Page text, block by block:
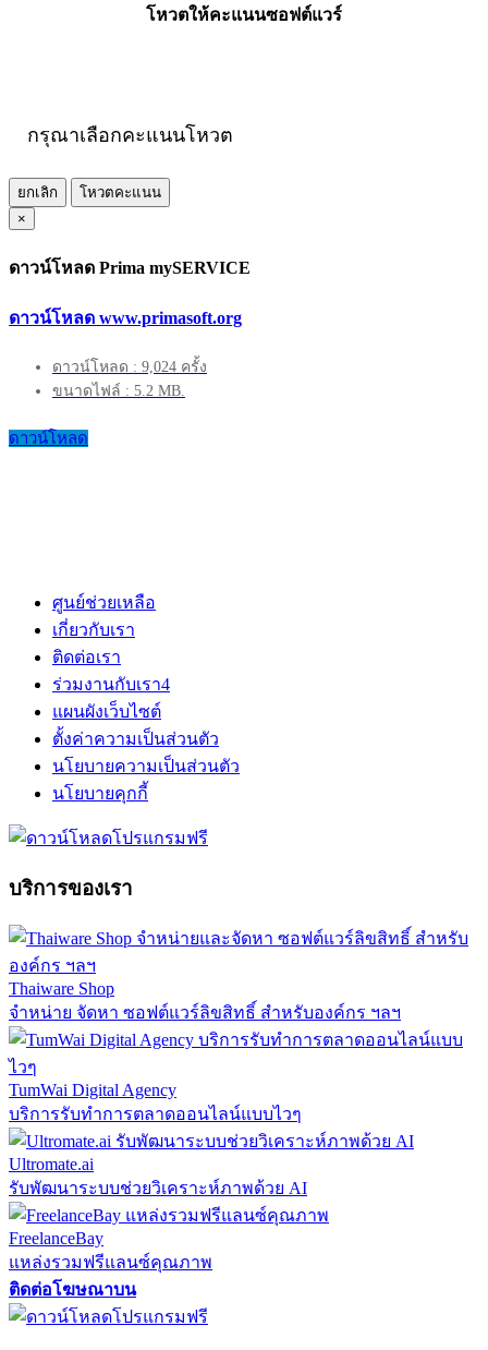
โหวตให้คะแนนซอฟต์แวร์
กรุณาเลือกคะแนนโหวต
ยกเลิก
โหวตคะแนน
×
ดาวน์โหลด Prima mySERVICE
ดาวน์โหลด www.primasoft.org
ดาวน์โหลด : 9,024 ครั้ง
ขนาดไฟล์ : 5.2 MB.
ดาวน์โหลด
ศูนย์ช่วยเหลือ
เกี่ยวกับเรา
ติดต่อเรา
ร่วมงานกับเรา4
แผนผังเว็บไซต์
ตั้งค่าความเป็นส่วนตัว
นโยบายความเป็นส่วนตัว
นโยบายคุกกี้
บริการของเรา
Thaiware Shop
จำหน่าย จัดหา ซอฟต์แวร์ลิขสิทธิ์ สำหรับองค์กร ฯลฯ
TumWai Digital Agency
บริการรับทำการตลาดออนไลน์แบบไวๆ
Ultromate.ai
รับพัฒนาระบบช่วยวิเคราะห์ภาพด้วย AI
FreelanceBay
แหล่งรวมฟรีแลนซ์คุณภาพ
ติดต่อโฆษณาบน